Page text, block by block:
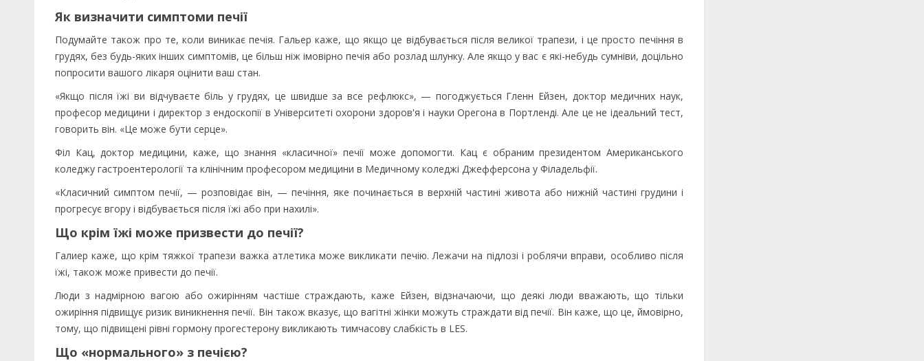
Як визначити симптоми печії
Подумайте також про те, коли виникає печія. Гальер каже, що якщо це відбувається після великої трапези, і це просто печіння в
грудях, без будь-яких інших симптомів, це більш ніж імовірно печія або розлад шлунку. Але якщо у вас є які-небудь сумніви, доцільно
попросити вашого лікаря оцінити ваш стан.
«Якщо після їжі ви відчуваєте біль у грудях, це швидше за все рефлюкс», — погоджується Гленн Ейзен, доктор медичних наук,
професор медицини і директор з ендоскопії в Університеті охорони здоров'я і науки Орегона в Портленді. Але це не ідеальний тест,
говорить він. «Це може бути серце».
Філ Кац, доктор медицини, каже, що знання «класичної» печії може допомогти. Кац є обраним президентом Американського
коледжу гастроентерології та клінічним професором медицини в Медичному коледжі Джефферсона у Філадельфії.
«Класичний симптом печії, — розповідає він, — печіння, яке починається в верхній частині живота або нижній частині грудини і
прогресує вгору і відбувається після їжі або при нахилі».
Що крім їжі може призвести до печії?
Галиер каже, що крім тяжкої трапези важка атлетика може викликати печію. Лежачи на підлозі і роблячи вправи, особливо після
їжі, також може привести до печії.
Люди з надмірною вагою або ожирінням частіше страждають, каже Ейзен, відзначаючи, що деякі люди вважають, що тільки
ожиріння підвищує ризик виникнення печії. Він також вказує, що вагітні жінки можуть страждати від печії. Він каже, що це, ймовірно,
тому, що підвищені рівні гормону прогестерону викликають тимчасову слабкість в LES.
Що «нормального» з печією?